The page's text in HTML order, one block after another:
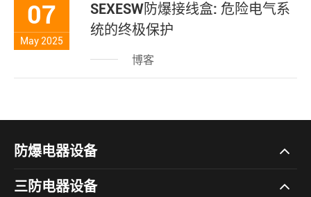
07
May 2025
SEXESW防爆接线盒: 危险电气系
统的终极保护
博客
防爆电器设备
三防电器设备